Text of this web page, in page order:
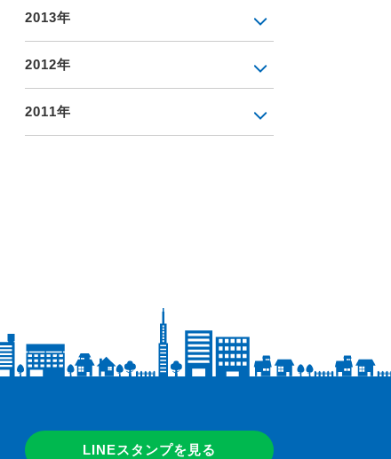
2013年
2012年
2011年
LINEスタンプを見る